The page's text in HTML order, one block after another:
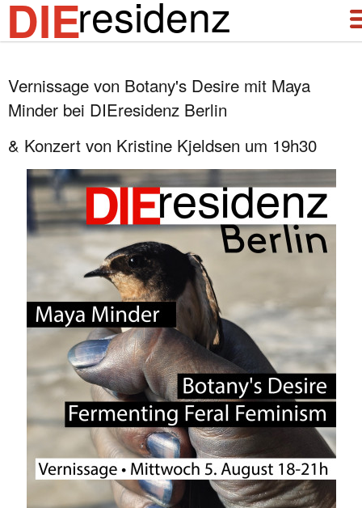
DIEresidenz
über uns
archiv
DIEresidenz Berlin Januar 2026
DIEresidenz Berlin November 2025
Austausch Die-Berlin 2025
Austausch Berlin-Die 2025
DIEresidenz Berlin September 2025
DIEresidenz Berlin Februar/Juni 2025
DIEresidenz Berlin Mai 2025
DIEresidenz Berlin März 2025
Sommerprogramm 2024
Austausch Berlin-Die 2024
Austausch Die-Berlin 2024
Vernissage von Botany's Desire mit Maya
Minder bei DIEresidenz Berlin
& Konzert von Kristine Kjeldsen um 19h30